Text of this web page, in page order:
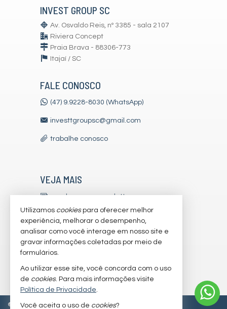
INVEST GROUP SC
Av. Osvaldo Reis, nº 3385 - sala 2107
Riviera Concept
Praia Brava - 88306-773
Itajaí / SC
FALE CONOSCO
(47) 9.9228-8030 (WhatsApp)
investtgroupsc@gmail.com
trabalhe conosco
VEJA MAIS
receba nosso newsletter
indicadores financeiros
cadastre seu imóvel
imóveis favoritos
mapa de imóveis
© 2026 CRECI/SC 7179-J Política de Privacidade
Utilizamos cookiespara oferecer melhor
experiência, melhorar o desempenho,
analisar como você interage em nosso site e
gravar informações coletadas por meio de
formulários.
Ao utilizar esse site, você concorda com o uso
de cookies. Para mais informações visite
Política de Privacidade.
Você aceita o uso de cookies?